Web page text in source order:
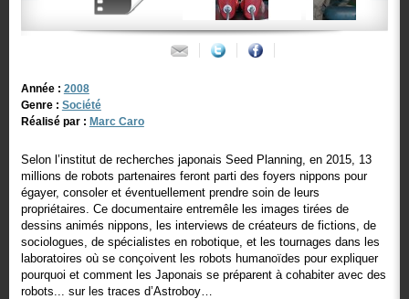
Année : 2008
Genre : Société
Réalisé par : Marc Caro
Selon l’institut de recherches japonais Seed Planning, en 2015, 13
millions de robots partenaires feront parti des foyers nippons pour
égayer, consoler et éventuellement prendre soin de leurs
propriétaires. Ce documentaire entremêle les images tirées de
dessins animés nippons, les interviews de créateurs de fictions, de
sociologues, de spécialistes en robotique, et les tournages dans les
laboratoires où se conçoivent les robots humanoïdes pour expliquer
pourquoi et comment les Japonais se préparent à cohabiter avec des
robots... sur les traces d’Astroboy…